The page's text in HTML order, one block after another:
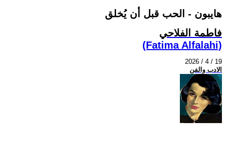
هايبون - الحب قبل أن يُخلق
فاطمة الفلاحي
(Fatima Alfalahi)
2026 / 4 / 19
الادب والفن